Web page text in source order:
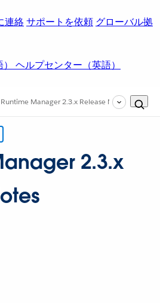
連絡サポートを依頼 グローバル拠
ヘルプセンター（英語）
Runtime Manager 2.3.x Release Notes
2.3.x